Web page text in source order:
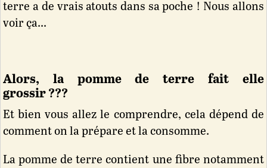
terre a de vrais atouts dans sa poche ! Nous allons
voir ça...
Alors, la pomme de terre fait elle
grossir ???
Et bien vous allez le comprendre, cela dépend de
comment on la prépare et la consomme.
La pomme de terre contient une fibre notamment